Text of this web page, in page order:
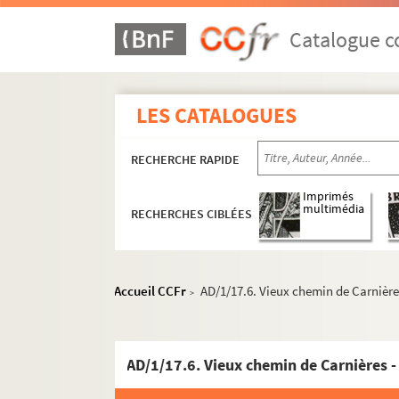
Catalogue
LES CATALOGUES
RECHERCHE RAPIDE
RECHERCHES CIBLÉES
Imprimés
multimédia
Accueil CCFr > AD/1/17.6. Vieux chemin de
AD/1/17.6. Vieux chemin de Carnières
Travaux de voirie
AD/1/2. Servie de voirie - instructions
AD/1/3. Ouverture de chemins dans la